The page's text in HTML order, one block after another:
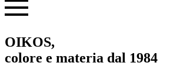
OIKOS,
colore e materia dal 1984